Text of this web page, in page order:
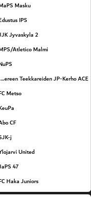
Masku
IPS
Jyvaskyla 2
Atletico Malmi
Tampereen Teekkareiden JP-Kerho ACE
Metso
CF
j
United
47
Haka Juniors